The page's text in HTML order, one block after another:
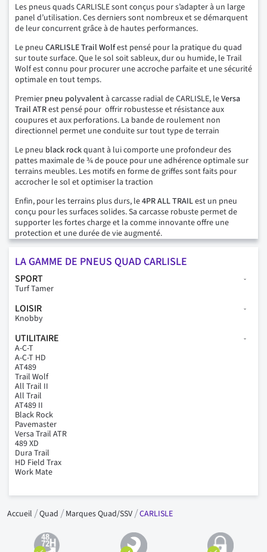
Les pneus quads CARLISLE sont conçus pour s’adapter à un large
panel d’utilisation. Ces derniers sont nombreux et se démarquent
de leur concurrent grâce à de hautes performances.
Le pneu CARLISLE Trail Wolfest pensé pour la pratique du quad
sur toute surface. Que le sol soit sableux, dur ou humide, le Trail
Wolf est connu pour procurer une accroche parfaite et une sécurité
optimale en tout temps.
Premier pneu polyvalentà carcasse radial de CARLISLE, leVersa
Trail ATRest pensé pour offrir robustesse et résistance aux
coupures et aux perforations. La bande de roulement non
directionnel permet une conduite sur tout type de terrain
Le pneu black rockquant à lui comporte une profondeur des
pattes maximale de ¾ de pouce pour une adhérence optimale sur
terrains meubles. Les motifs en forme de griffes sont faits pour
accrocher le sol et optimiser la traction
Enfin, pour les terrains plus durs, le4PR ALL TRAILest un pneu
conçu pour les surfaces solides. Sa carcasse robuste permet de
supporter les fortes charge et la comme innovante offre une
protection et une durée de vie augmenté.
LA GAMME DE PNEUS QUAD CARLISLE
SPORT
Turf Tamer
LOISIR
Knobby
UTILITAIRE
A-C-T
A-C-T HD
AT489
Trail Wolf
All Trail II
All Trail
AT489 II
Black Rock
Pavemaster
Versa Trail ATR
489 XD
Dura Trail
HD Field Trax
Work Mate
Accueil Quad Marques Quad/SSV CARLISLE